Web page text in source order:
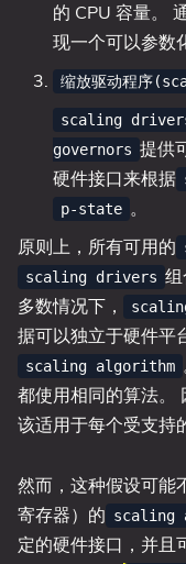
的 CPU 容量。
现一个可以参数
缩放驱动程序
scaling
governors 提供
硬件接口来根据
p-state 。
原则上，所有可用的
scaling drivers
多数情况下，
据可以独立于硬件平
scaling algorithm
都使用相同的算法。
该适用于每个受支持
然而，这种假设可能
寄存器）的 scaling
定的硬件接口，并且